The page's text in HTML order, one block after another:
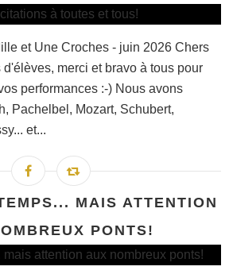
et Une Croches - juin 2026 Chers
merci et bravo à tous pour
performances :-) Nous avons
Pachelbel, Mozart, Schubert,
et...
MAIS ATTENTION
PONTS!